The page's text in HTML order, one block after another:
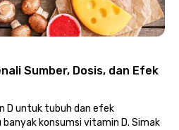
Sumber, Dosis, dan Efek
D untuk tubuh dan efek
konsumsi vitamin D. Simak